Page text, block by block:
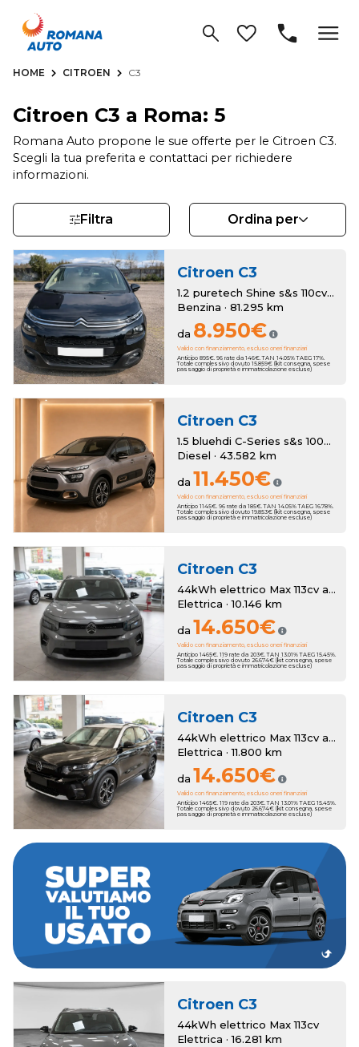
HOME CITROEN C3
Citroen C3 a Roma: 5
Romana Auto propone le sue offerte per le Citroen C3.
Scegli la tua preferita e contattaci per richiedere
informazioni.
Filtra Ordina per
Citroen C3
1.2 puretech Shine s&s 110cv eat6 my18
Benzina · 81.295 km
da 8.950€
Valido con finanziamento, escluso oneri finanziari
Anticipo 895€. 96 rate da 146€. TAN 14.05% TAEG 17%.
Totale complessivo dovuto 15.859€ (kit consegna, spese
passaggio di proprietà e immatricolazione escluse)
Citroen C3
1.5 bluehdi C-Series s&s 100cv 6m
Diesel · 43.582 km
da 11.450€
Valido con finanziamento, escluso oneri finanziari
Anticipo 1145€. 96 rate da 185€. TAN 14.05% TAEG 16.78%.
Totale complessivo dovuto 19.853€ (kit consegna, spese
passaggio di proprietà e immatricolazione escluse)
Citroen C3
44kWh elettrico Max 113cv automatico
Elettrica · 10.146 km
da 14.650€
Valido con finanziamento, escluso oneri finanziari
Anticipo 1465€. 119 rate da 203€. TAN 13.01% TAEG 15.45%.
Totale complessivo dovuto 26.674€ (kit consegna, spese
passaggio di proprietà e immatricolazione escluse)
Citroen C3
44kWh elettrico Max 113cv automatico
Elettrica · 11.800 km
da 14.650€
Valido con finanziamento, escluso oneri finanziari
Anticipo 1465€. 119 rate da 203€. TAN 13.01% TAEG 15.45%.
Totale complessivo dovuto 26.674€ (kit consegna, spese
passaggio di proprietà e immatricolazione escluse)
Hai una permuta?
Romana Auto sottrae il suo valore al momento dell'acquisto
della tua nuova auto, con una super valutazione aggiuntiva fino
a 3250€. Hai un usato da rottamare? Romana Auto ha pensato a
dei bonus anche sull'usato che vale zero!
Citroen C3
44kWh elettrico Max 113cv
Elettrica · 16.281 km